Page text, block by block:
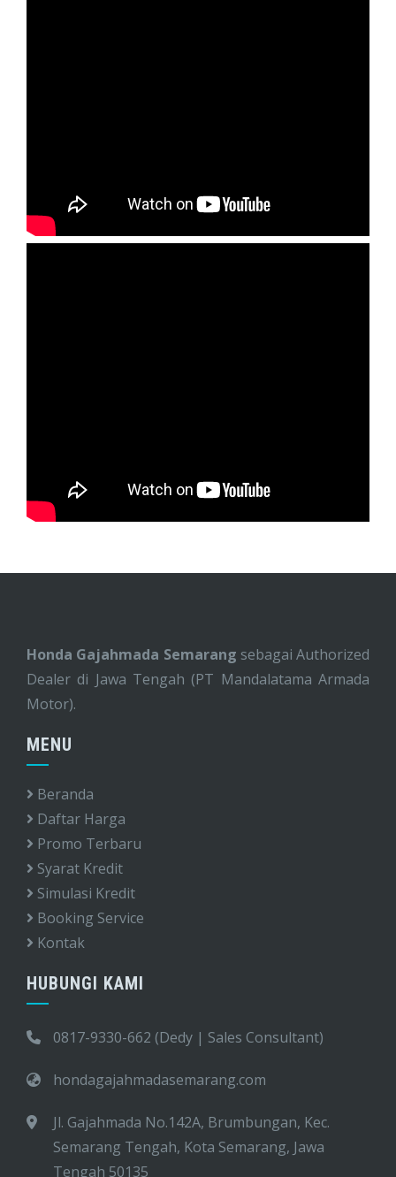
Honda Gajahmada Semarang sebagai Authorized
Dealer di Jawa Tengah (PT Mandalatama Armada
Motor).
MENU
Beranda
Daftar Harga
Promo Terbaru
Syarat Kredit
Simulasi Kredit
Booking Service
Kontak
HUBUNGI KAMI
0817-9330-662 (Dedy | Sales Consultant)
hondagajahmadasemarang.com
Jl. Gajahmada No.142A, Brumbungan, Kec.
Semarang Tengah, Kota Semarang, Jawa
Tengah 50135